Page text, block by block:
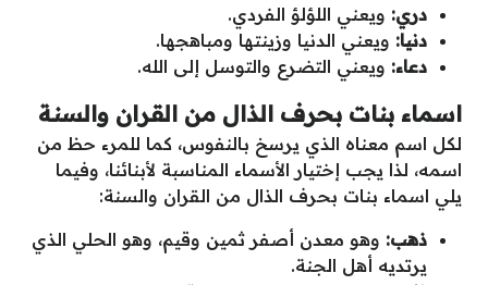
دري: ويعني اللؤلؤ الفردي.
دنيا: ويعني الدنيا وزينتها ومباهجها.
دعاء: ويعني التضرع والتوسل إلى الله.
اسماء بنات بحرف الذال من القران والسنة
لكل اسم معناه الذي يرسخ بالنفوس، كما للمرء حظ من
اسمه، لذا يجب إختيار الأسماء المناسبة لأبنائنا، وفيما
يلي اسماء بنات بحرف الذال من القران والسنة:
ذهب: وهو معدن أصفر ثمين وقيم، وهو الحلي الذي
يرتديه أهل الجنة.